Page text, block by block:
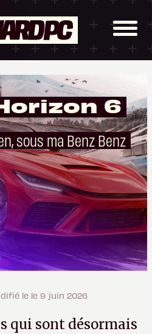
6
sous ma Benz Benz
le le 9 juin 2026
qui sont désormais